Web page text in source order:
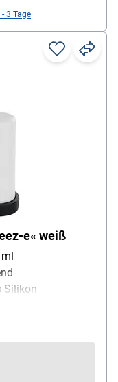
3 Tage
e« weiß
Silikon